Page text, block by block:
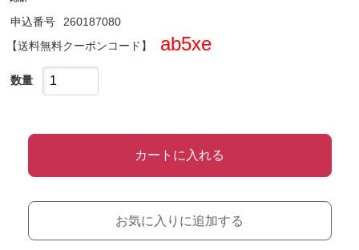
申込番号
260187080
クーポンコード
ab5xe
数量
カートに入れる
お気に入りに追加する